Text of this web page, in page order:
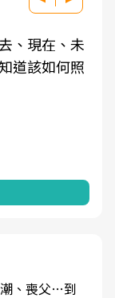
、現在、未
道該如何照
、喪父…到